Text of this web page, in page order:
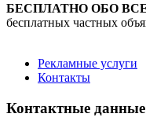
БЕСПЛАТНО ОБО
бесплатных частных
Рекламные услуги
Контакты
Контактные